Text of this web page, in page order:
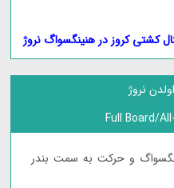
کشتی کروز در هنینگسواگ نروژ
نروژ
هنینگسواگ و حرکت به سمت بندر